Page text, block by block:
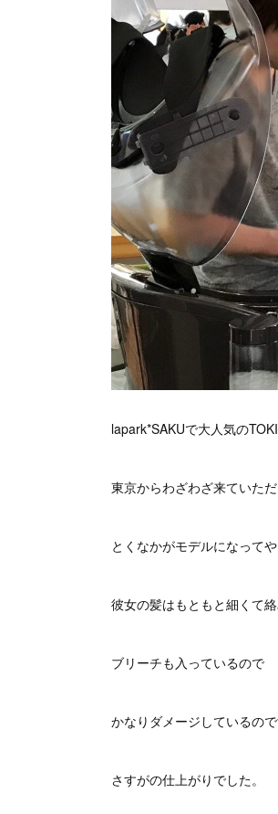
lapark*SAKUで大人気の
東京からわざわざ来ていた
とくなかがモデルになって
彼女の髪はもともと細くて
ブリーチも入っているので
かなりダメージしているの
さすがの仕上がりでした。